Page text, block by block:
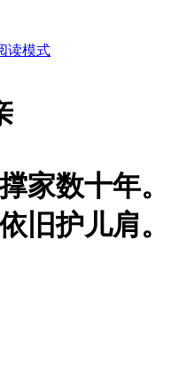
读模式
家数十年。
旧护儿肩。